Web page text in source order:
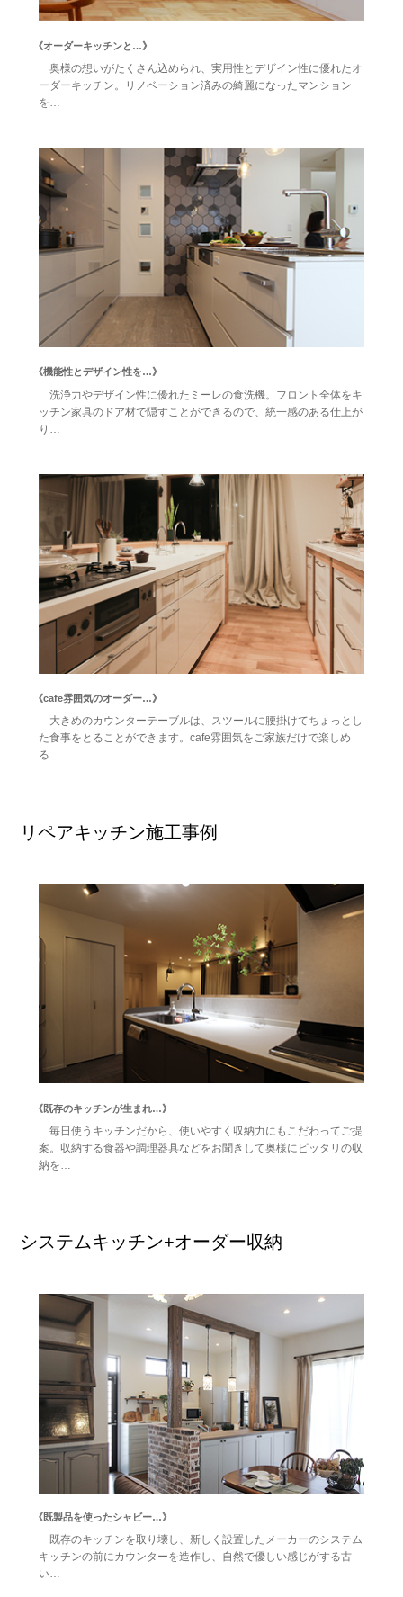
《オーダーキッチンと…》
奥様の想いがたくさん込められ、実用性とデザイン性に優れたオ
ーダーキッチン。リノベーション済みの綺麗になったマンション
を…
《機能性とデザイン性を…》
洗浄力やデザイン性に優れたミーレの食洗機。フロント全体をキ
ッチン家具のドア材で隠すことができるので、統一感のある仕上が
り…
《cafe雰囲気のオーダー…》
大きめのカウンターテーブルは、スツールに腰掛けてちょっとし
た食事をとることができます。cafe雰囲気をご家族だけで楽しめ
る…
リペアキッチン施工事例
《既存のキッチンが生まれ…》
毎日使うキッチンだから、使いやすく収納力にもこだわってご提
案。収納する食器や調理器具などをお聞きして奥様にピッタリの収
納を…
システムキッチン+オーダー収納
《既製品を使ったシャビー…》
既存のキッチンを取り壊し、新しく設置したメーカーのシステム
キッチンの前にカウンターを造作し、自然で優しい感じがする古
い…